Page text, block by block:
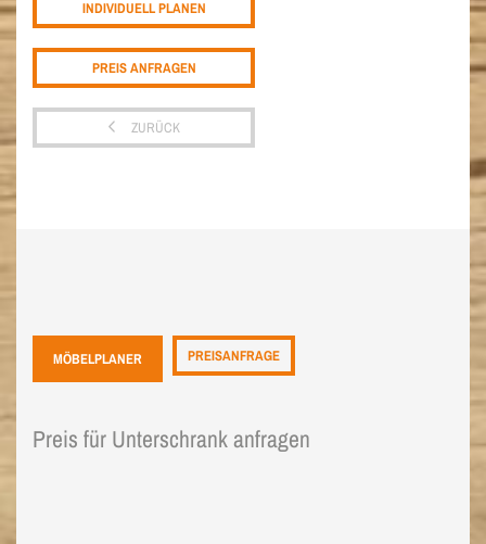
INDIVIDUELL PLANEN
PREIS ANFRAGEN
ZURÜCK
MÖBELPLANER PREISANFRAGE
Preis für Unterschrank anfragen